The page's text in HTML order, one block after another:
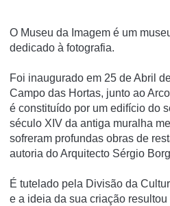
O Museu da Imagem é um
dedicado à fotografia.
Foi inaugurado em 25 de Abril
Campo das Hortas, junto ao
é constituí­do por um edifí­cio do
século XIV da antiga muralha
sofreram profundas obras de
autoria do Arquitecto Sérgio
É tutelado pela Divisão da
e a ideia da sua criação